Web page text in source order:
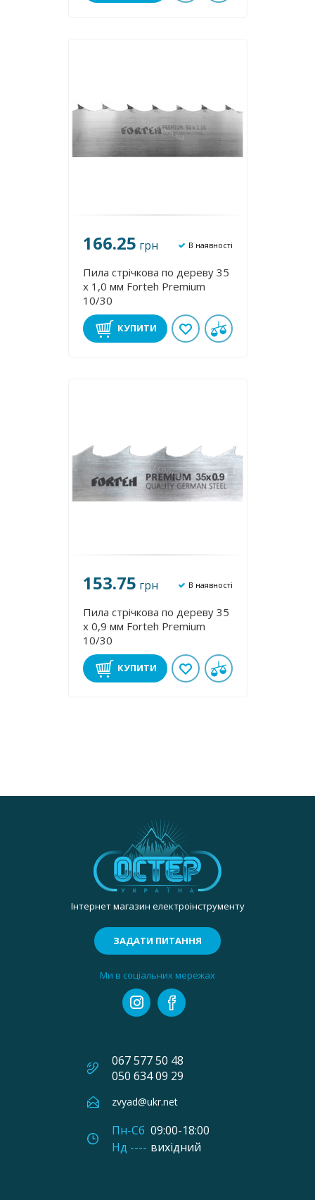
166.25 грн В наявності
Пила стрічкова по дереву 35
х 1,0 мм Forteh Premium
10/30
КУПИТИ
153.75 грн В наявності
Пила стрічкова по дереву 35
х 0,9 мм Forteh Premium
10/30
КУПИТИ
Інтернет магазин електроінструменту
ЗАДАТИ ПИТАННЯ
Ми в соціальних мережах
067 577 50 48
050 634 09 29
zvyad@ukr.net
Пн-Сб 09:00-18:00
Нд ---- вихідний